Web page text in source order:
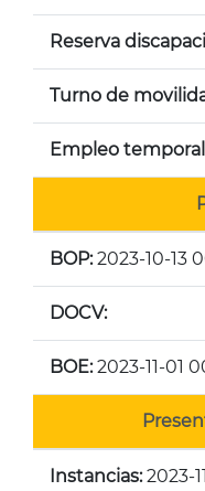
Reserva
Turno de
Empleo
BOP:2023-10-13
DOCV:
BOE:2023-11-01
Instancias:2023-